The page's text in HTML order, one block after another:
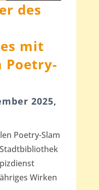
des
mit
Poetry-
2025,
Poetry-Slam
Wirken